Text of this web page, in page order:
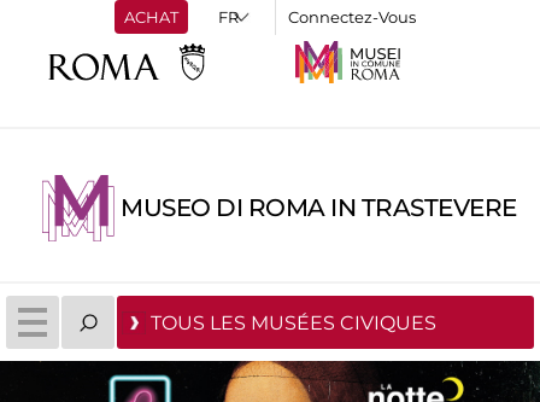
ACHAT Connectez-Vous
MUSEO DI ROMA IN TRASTEVERE
TOUS LES MUSÉES CIVIQUES